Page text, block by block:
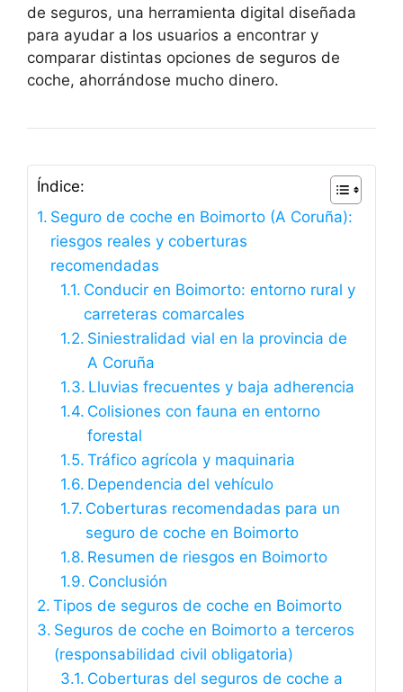
de seguros, una herramienta digital diseñada
para ayudar a los usuarios a encontrar y
comparar distintas opciones de seguros de
coche, ahorrándose mucho dinero.
Índice:
Seguro de coche en Boimorto (A Coruña):
riesgos reales y coberturas
recomendadas
Conducir en Boimorto: entorno rural y
carreteras comarcales
Siniestralidad vial en la provincia de
A Coruña
Lluvias frecuentes y baja adherencia
Colisiones con fauna en entorno
forestal
Tráfico agrícola y maquinaria
Dependencia del vehículo
Coberturas recomendadas para un
seguro de coche en Boimorto
Resumen de riesgos en Boimorto
Conclusión
Tipos de seguros de coche en Boimorto
Seguros de coche en Boimorto a terceros
(responsabilidad civil obligatoria)
Coberturas del seguros de coche a